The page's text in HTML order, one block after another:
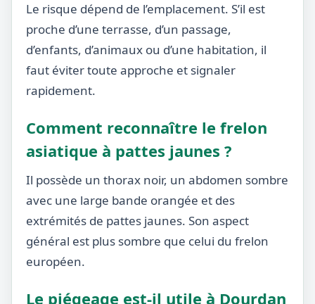
Le risque dépend de l’emplacement. S’il est
proche d’une terrasse, d’un passage,
d’enfants, d’animaux ou d’une habitation, il
faut éviter toute approche et signaler
rapidement.
Comment reconnaître le frelon
asiatique à pattes jaunes ?
Il possède un thorax noir, un abdomen sombre
avec une large bande orangée et des
extrémités de pattes jaunes. Son aspect
général est plus sombre que celui du frelon
européen.
Le piégeage est-il utile à Dourdan